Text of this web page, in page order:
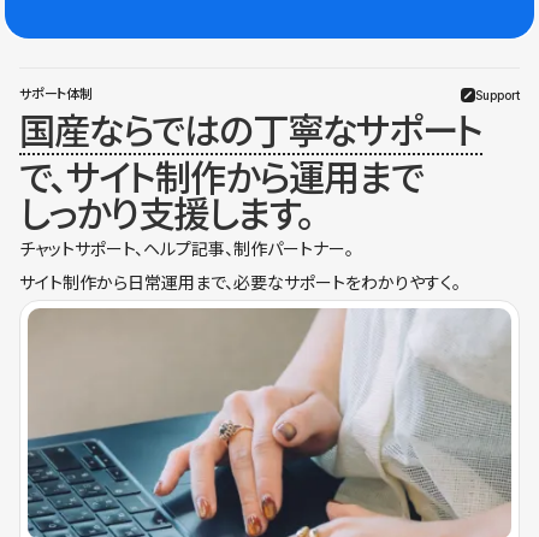
サポート体制 Support
国産ならではの丁寧なサポート
で、サイト制作から運用まで
しっかり支援します。
チャットサポート、ヘルプ記事、制作パートナー。
サイト制作から日常運用まで、必要なサポートをわかりやすく。